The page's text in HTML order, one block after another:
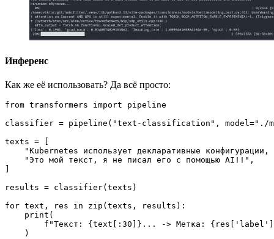
Инференс
Как же её использовать? Да всё просто:
from transformers import pipeline
classifier = pipeline("text-classification", model="./
texts = [
"Kubernetes использует декларативные
    "Это мой текст, я не писал его с помощью AI!!",
results = classifier(texts)
for text, res in zip(texts, results):
    print(
f"Текст: {text[:30]}... -> Метка:
    )